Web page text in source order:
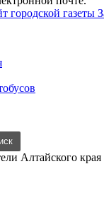
городской газеты
Алтайского